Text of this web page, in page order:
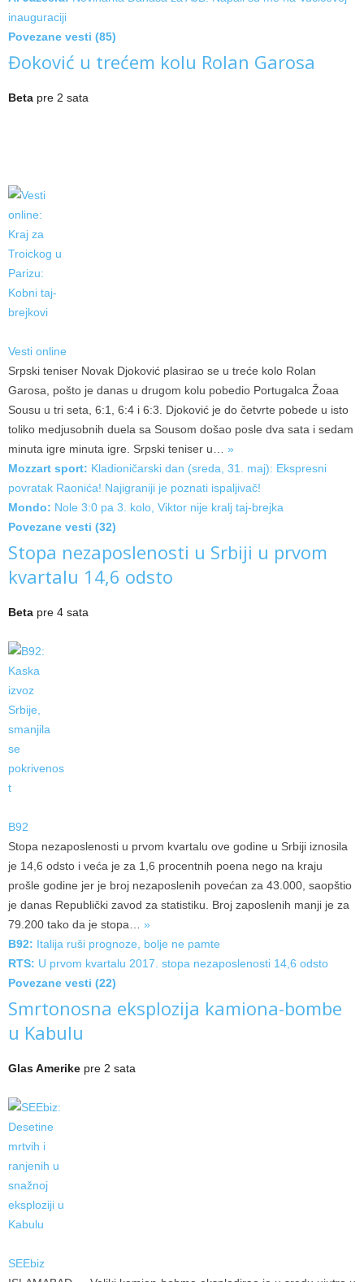
inauguraciji
Povezane vesti (85)
Đoković u trećem kolu Rolan Garosa
Beta pre 2 sata
Vesti online
Srpski teniser Novak Djoković plasirao se u treće kolo Rolan
Garosa, pošto je danas u drugom kolu pobedio Portugalca Žoaa
Sousu u tri seta, 6:1, 6:4 i 6:3. Djoković je do četvrte pobede u isto
toliko medjusobnih duela sa Sousom došao posle dva sata i sedam
minuta igre minuta igre. Srpski teniser u… »
Mozzart sport: Kladioničarski dan (sreda, 31. maj): Ekspresni
povratak Raonića! Najigraniji je poznati ispaljivač!
Mondo: Nole 3:0 pa 3. kolo, Viktor nije kralj taj-brejka
Povezane vesti (32)
Stopa nezaposlenosti u Srbiji u prvom
kvartalu 14,6 odsto
Beta pre 4 sata
B92
Stopa nezaposlenosti u prvom kvartalu ove godine u Srbiji iznosila
je 14,6 odsto i veća je za 1,6 procentnih poena nego na kraju
prošle godine jer je broj nezaposlenih povećan za 43.000, saopštio
je danas Republički zavod za statistiku. Broj zaposlenih manji je za
79.200 tako da je stopa… »
B92: Italija ruši prognoze, bolje ne pamte
RTS: U prvom kvartalu 2017. stopa nezaposlenosti 14,6 odsto
Povezane vesti (22)
Smrtonosna eksplozija kamiona-bombe
u Kabulu
Glas Amerike pre 2 sata
SEEbiz